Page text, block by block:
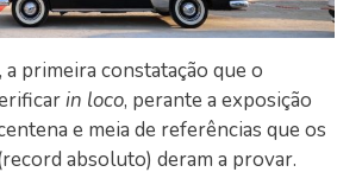
a primeira constatação que o
in loco, perante a exposição
e meia de referências que os
absoluto) deram a provar.